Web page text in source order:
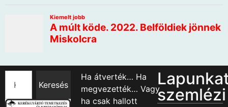
Keresés
Ha átverték… Ha
megvezették… Vagy
ha csak hallott
szemlézi